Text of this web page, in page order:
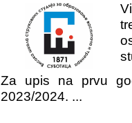
Za upis na prvu
2023/2024. ...